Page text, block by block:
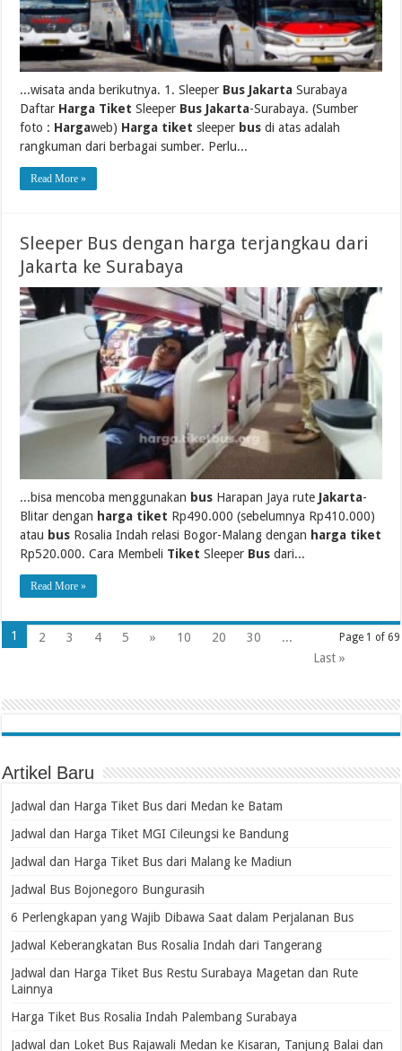
...wisata anda berikutnya. 1. Sleeper Bus Jakarta Surabaya
Daftar Harga Tiket Sleeper Bus Jakarta-Surabaya. (Sumber
foto : Hargaweb) Harga tiket sleeper bus di atas adalah
rangkuman dari berbagai sumber. Perlu...
Read More »
Sleeper Bus dengan harga terjangkau dari
Jakarta ke Surabaya
...bisa mencoba menggunakan bus Harapan Jaya rute Jakarta-
Blitar dengan harga tiket Rp490.000 (sebelumnya Rp410.000)
atau bus Rosalia Indah relasi Bogor-Malang dengan harga tiket
Rp520.000. Cara Membeli Tiket Sleeper Bus dari...
Read More »
Page 1 of 69
1 2 3 4 5 » 10 20 30
...
Last »
Artikel Baru
Jadwal dan Harga Tiket Bus dari Medan ke Batam
Jadwal dan Harga Tiket MGI Cileungsi ke Bandung
Jadwal dan Harga Tiket Bus dari Malang ke Madiun
Jadwal Bus Bojonegoro Bungurasih
6 Perlengkapan yang Wajib Dibawa Saat dalam Perjalanan Bus
Jadwal Keberangkatan Bus Rosalia Indah dari Tangerang
Jadwal dan Harga Tiket Bus Restu Surabaya Magetan dan Rute
Lainnya
Harga Tiket Bus Rosalia Indah Palembang Surabaya
Jadwal dan Loket Bus Rajawali Medan ke Kisaran, Tanjung Balai dan